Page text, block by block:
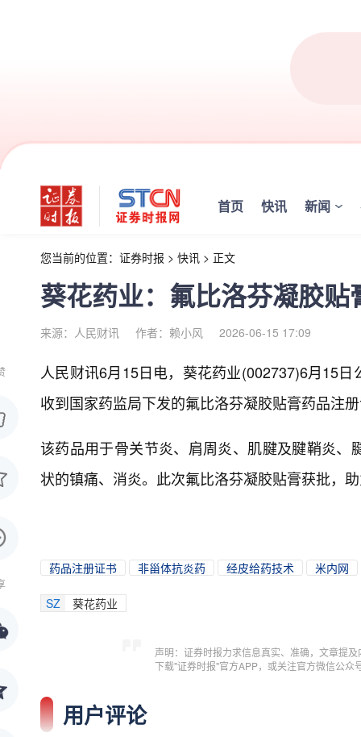
首页 快讯 新闻
您当前的位置： 证券时报 > 快讯 > 正文
葵花药业：氟比洛芬凝胶
来源：人民财讯 作者：赖小风 2026-06-15 17:09
人民财讯6月15日电， 葵花药业(002737)6月15
收到国家药监局下发的氟比洛芬凝胶贴膏药品注
该药品用于骨关节炎、肩周炎、肌腱及腱鞘炎
状的镇痛、消炎。此次氟比洛芬凝胶贴膏获批，
药品注册证书 非甾体抗炎药 经皮给药技术 米内网
SZ 葵花药业
声明：证券时报力求信息真实、准确，文章提
下载"证券时报"官方APP，或关注官方微信公
用户评论